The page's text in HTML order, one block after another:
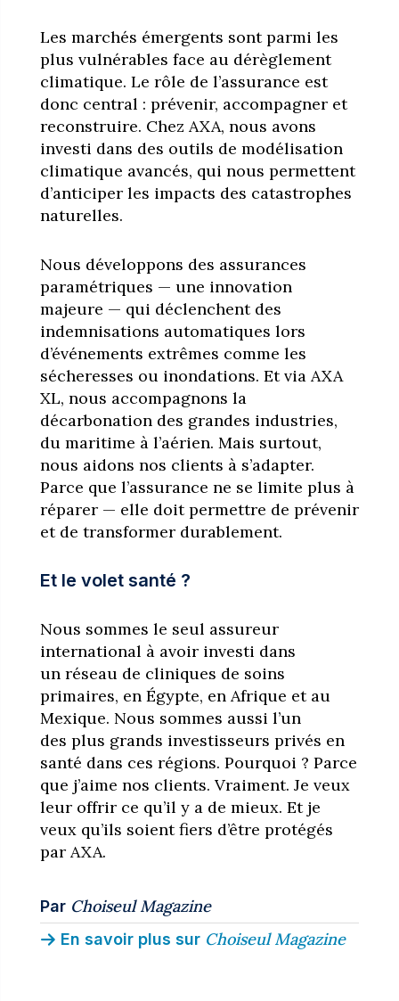
Les marchés émergents sont parmi les
plus vulnérables face au dérèglement
climatique. Le rôle de l’assurance est
donc central : prévenir, accompagner et
reconstruire. Chez AXA, nous avons
investi dans des outils de modélisation
climatique avancés, qui nous permettent
d’anticiper les impacts des catastrophes
naturelles.
Nous développons des assurances
paramétriques — une innovation
majeure — qui déclenchent des
indemnisations automatiques lors
d’événements extrêmes comme les
sécheresses ou inondations. Et via AXA
XL, nous accompagnons la
décarbonation des grandes industries,
du maritime à l’aérien. Mais surtout,
nous aidons nos clients à s’adapter.
Parce que l’assurance ne se limite plus à
réparer — elle doit permettre de prévenir
et de transformer durablement.
Et le volet santé ?
Nous sommes le seul assureur
international à avoir investi dans
un réseau de cliniques de soins
primaires, en Égypte, en Afrique et au
Mexique. Nous sommes aussi l’un
des plus grands investisseurs privés en
santé dans ces régions. Pourquoi ? Parce
que j’aime nos clients. Vraiment. Je veux
leur offrir ce qu’il y a de mieux. Et je
veux qu’ils soient fiers d’être protégés
par AXA.
Par Choiseul Magazine
En savoir plus sur Choiseul Magazine